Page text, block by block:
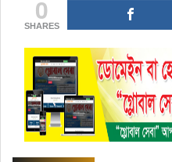
0
SHARES